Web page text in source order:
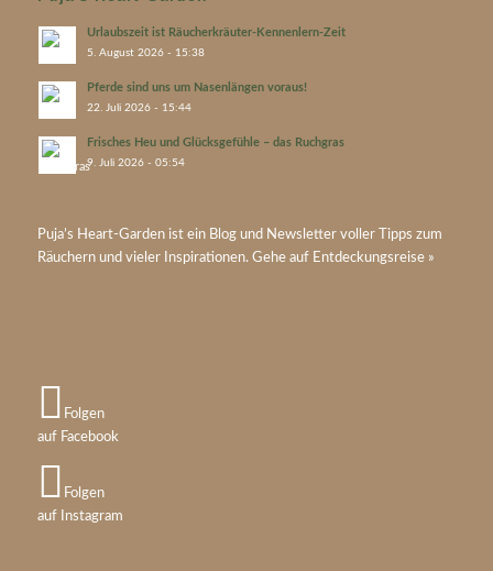
Urlaubszeit ist Räucherkräuter-Kennenlern-Zeit
5. August 2026 - 15:38
Pferde sind uns um Nasenlängen voraus!
22. Juli 2026 - 15:44
Frisches Heu und Glücksgefühle – das Ruchgras
9. Juli 2026 - 05:54
Puja’s Heart-Gardenist ein Blog und Newsletter voller Tipps zum
Räuchern und vieler Inspirationen. Gehe auf Entdeckungsreise »
Folgen
auf Facebook
Folgen
auf Instagram